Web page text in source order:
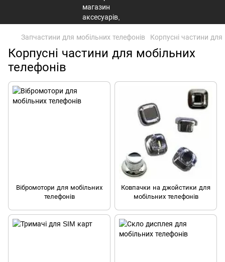
Запчастини для мобільних телефонів Корпусні частини для
Корпусні частини для мобільних
телефонів
Вібромотори для мобільних
телефонів
Ковпачки на джойстики для
мобільних телефонів